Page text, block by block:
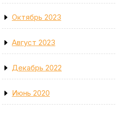
Октябрь 2023
Август 2023
Декабрь 2022
Июнь 2020